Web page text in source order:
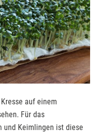
auf einem
Für das
und Keimlingen ist diese